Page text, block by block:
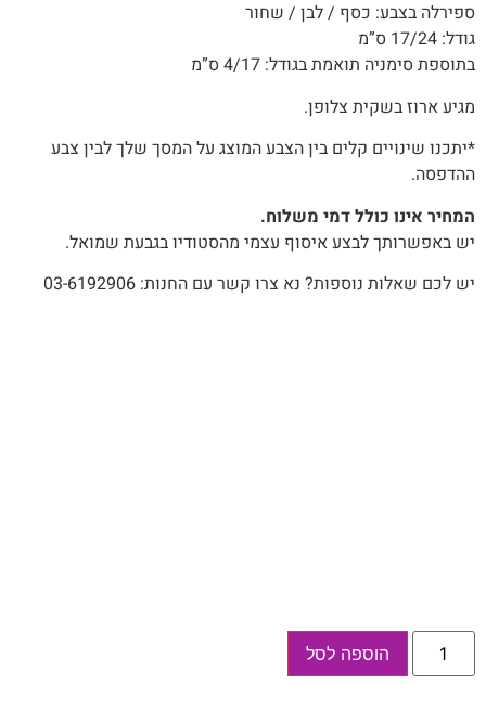
ספירלה בצבע: כסף / לבן / שחור
גודל: 17/24 ס”מ
בתוספת סימניה תואמת בגודל: 4/17 ס”מ
מגיע ארוז בשקית צלופן.
*יתכנו שינויים קלים בין הצבע המוצג על המסך שלך לבין צבע
ההדפסה.
המחיר אינו כולל דמי משלוח.
יש באפשרותך לבצע איסוף עצמי מהסטודיו בגבעת שמואל.
יש לכם שאלות נוספות? נא צרו קשר עם החנות: 03-6192906
כמות
יומן
הוספה לסל